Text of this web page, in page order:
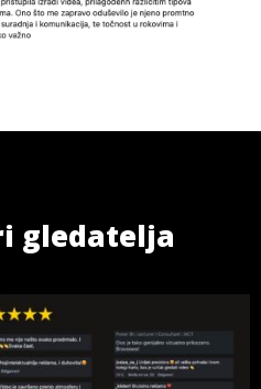
gledatelja